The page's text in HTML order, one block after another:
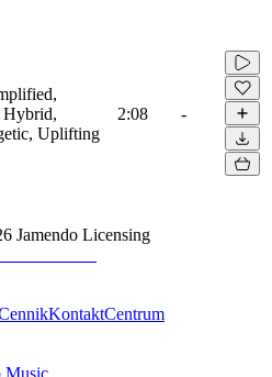
Hybrid,
Uplifting
2:08 -
Jamendo Licensing
KontaktCentrum
Music